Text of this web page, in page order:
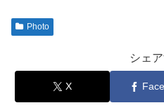
Photo
シェ
X